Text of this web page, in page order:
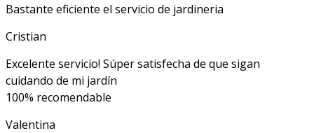
Bastante eficiente el servicio de jardineria
Cristian
Excelente servicio! Súper satisfecha de que sigan
cuidando de mi jardín
100% recomendable
Valentina